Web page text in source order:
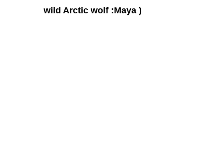
wild Arctic wolf :Maya )